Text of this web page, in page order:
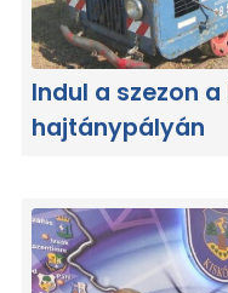
Indul a szezon
hajtánypályán